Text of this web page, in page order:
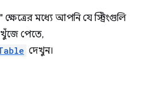
মধ্যে আপনি যে স্ট্রিংগুলি
পেতে,
দেখুন।